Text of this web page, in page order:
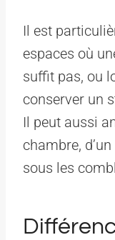
Il est
espaces où
suffit pas, ou
conserver un
Il peut aussi
chambre,
sous les